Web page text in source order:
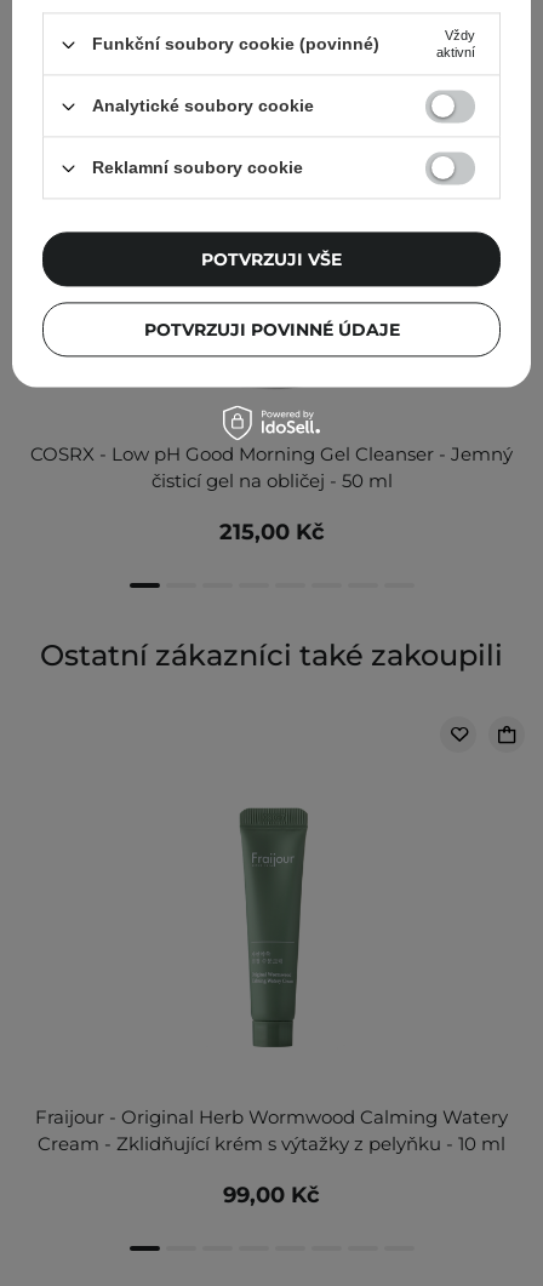
COSRX - Low pH Good Morning Gel Cleanser - Jemný
čisticí gel na obličej - 50 ml
215,00 Kč
Ostatní zákazníci také zakoupili
Fraijour - Original Herb Wormwood Calming Watery
Cream - Zklidňující krém s výtažky z pelyňku - 10 ml
99,00 Kč
Funkční soubory cookie (povinné)
Vždy
aktivní
Analytické soubory cookie
Reklamní soubory cookie
POTVRZUJI POVINNÉ ÚDAJE
POTVRZUJI VŠE